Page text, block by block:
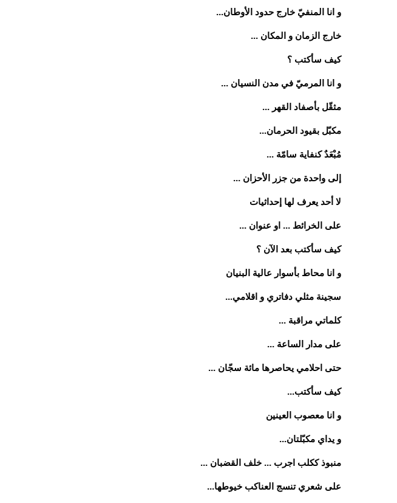
و انا المنفيّ خارج حدود الأوطان...
خارج الزمان و المكان ...
كيف سأكتب ؟
و انا المرميّ في مدن النسيان ...
مثقّل بأصفاد القهر ...
مكبّل بقيود الحرمان...
مُبْعَدٌ كنفاية سامّة ...
إلى واحدة من جزر الأحزان ...
لا أحد يعرف لها إحداثيات
على الخرائط ... او عنوان ...
كيف سأكتب بعد الآن ؟
و انا محاط بأسوار عالية البنيان
سجينة مثلي دفاتري و اقلامي...
كلماتي مراقبة ...
على مدار الساعة ...
حتى احلامي يحاصرها مائة سجّان ...
كيف سأكتب...
و انا معصوب العينين
و يداي مكبّلتان...
منبوذ ككلب اجرب ... خلف القضبان ...
على شعري تنسج العناكب خيوطها...